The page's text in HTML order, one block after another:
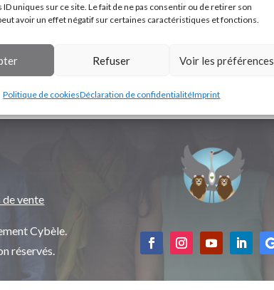
ID uniques sur ce site. Le fait de ne pas consentir ou de retirer son
avoir un effet négatif sur certaines caractéristiques et fonctions.
Refuser Voir les préférences
Politique de cookiesDéclaration de confidentialitéImprint
vente
Cybèle.
réservés.